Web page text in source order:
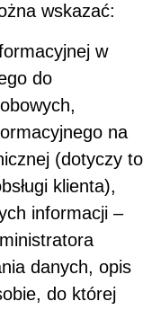
wskazać:
w
do
na
(dotyczy to
klienta),
informacji –
danych, opis
do której